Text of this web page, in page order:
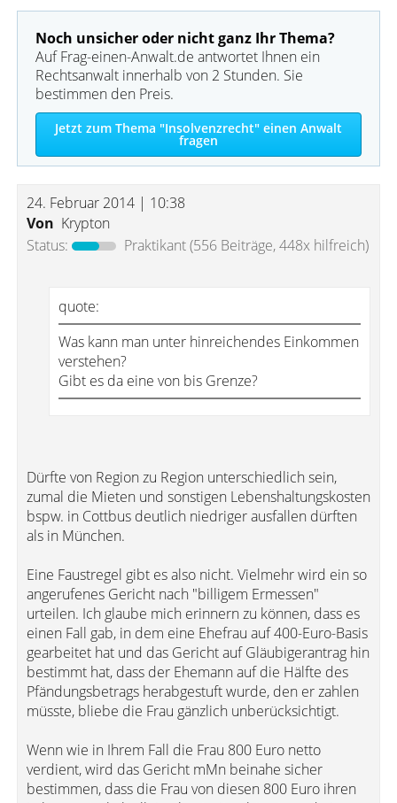
Noch unsicher oder nicht ganz Ihr Thema?
Auf Frag-einen-Anwalt.de antwortet Ihnen ein
Rechtsanwalt innerhalb von 2 Stunden. Sie
bestimmen den Preis.
Jetzt zum Thema "Insolvenzrecht" einen Anwalt
fragen
24. Februar 2014 | 10:38
Von Krypton
Status:
Praktikant(556 Beiträge, 448x hilfreich)
quote:
Was kann man unter hinreichendes Einkommen
verstehen?
Gibt es da eine von bis Grenze?
Dürfte von Region zu Region unterschiedlich sein,
zumal die Mieten und sonstigen Lebenshaltungskosten
bspw. in Cottbus deutlich niedriger ausfallen dürften
als in München.
Eine Faustregel gibt es also nicht. Vielmehr wird ein so
angerufenes Gericht nach "billigem Ermessen"
urteilen. Ich glaube mich erinnern zu können, dass es
einen Fall gab, in dem eine Ehefrau auf 400-Euro-Basis
gearbeitet hat und das Gericht auf Gläubigerantrag hin
bestimmt hat, dass der Ehemann auf die Hälfte des
Pfändungsbetrags herabgestuft wurde, den er zahlen
müsste, bliebe die Frau gänzlich unberücksichtigt.
Wenn wie in Ihrem Fall die Frau 800 Euro netto
verdient, wird das Gericht mMn beinahe sicher
bestimmen, dass die Frau von diesen 800 Euro ihren